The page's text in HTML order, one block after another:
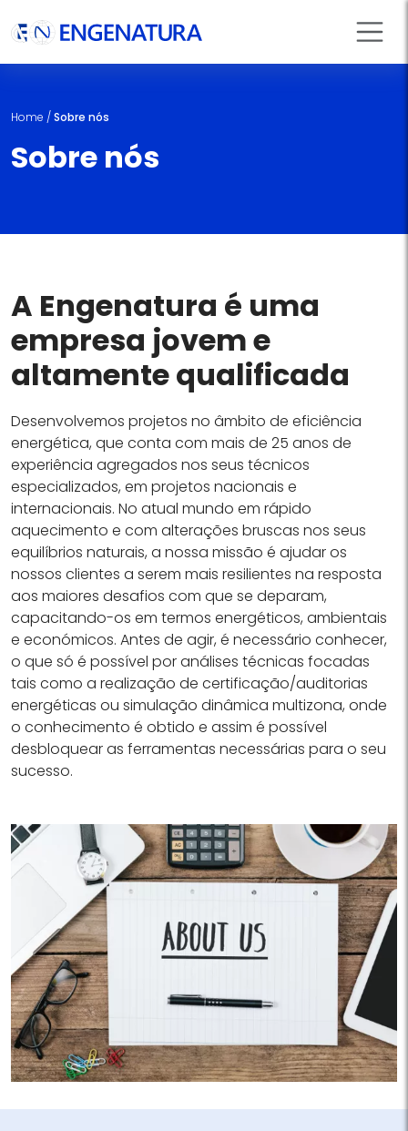
Home /Sobre nós
Sobre nós
A Engenatura é uma
empresa jovem e
altamente qualificada
Desenvolvemos projetos no âmbito de eficiência
energética, que conta com mais de 25 anos de
experiência agregados nos seus técnicos
especializados, em projetos nacionais e
internacionais. No atual mundo em rápido
aquecimento e com alterações bruscas nos seus
equilíbrios naturais, a nossa missão é ajudar os
nossos clientes a serem mais resilientes na resposta
aos maiores desafios com que se deparam,
capacitando-os em termos energéticos, ambientais
e económicos. Antes de agir, é necessário conhecer,
o que só é possível por análises técnicas focadas
tais como a realização de certificação/auditorias
energéticas ou simulação dinâmica multizona, onde
o conhecimento é obtido e assim é possível
desbloquear as ferramentas necessárias para o seu
sucesso.